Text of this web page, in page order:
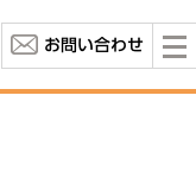
お問い合わせ